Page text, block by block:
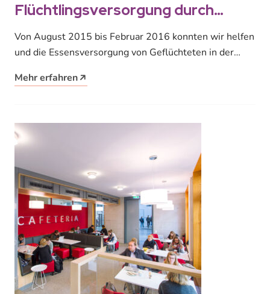
Flüchtlingsversorgung durch
Studentenwerk beendet
Von August 2015 bis Februar 2016 konnten wir helfen
und die Essensversorgung von Geflüchteten in der
Mehr erfahren